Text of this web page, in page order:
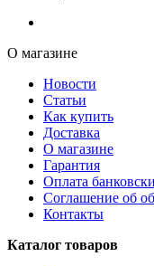
О магазине
Новости
Статьи
Как купить
Доставка
О магазине
Гарантия
Оплата
Соглашение об
Контакты
Каталог товаров